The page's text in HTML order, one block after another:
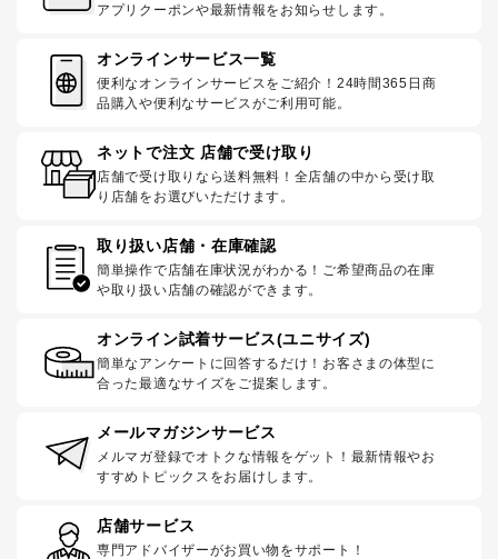
アプリクーポンや最新情報をお知らせします。
オンラインサービス一覧
便利なオンラインサービスをご紹介！24時間365日商
品購入や便利なサービスがご利用可能。
ネットで注文 店舗で受け取り
店舗で受け取りなら送料無料！全店舗の中から受け取
り店舗をお選びいただけます。
取り扱い店舗・在庫確認
簡単操作で店舗在庫状況がわかる！ご希望商品の在庫
や取り扱い店舗の確認ができます。
オンライン試着サービス(ユニサイズ)
簡単なアンケートに回答するだけ！お客さまの体型に
合った最適なサイズをご提案します。
メールマガジンサービス
メルマガ登録でオトクな情報をゲット！最新情報やお
すすめトピックスをお届けします。
店舗サービス
専門アドバイザーがお買い物をサポート！